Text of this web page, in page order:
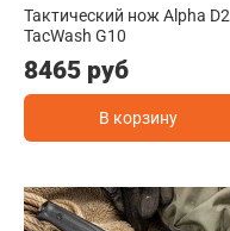
Тактический нож Alpha D2
TacWash G10
8465 руб
В корзину